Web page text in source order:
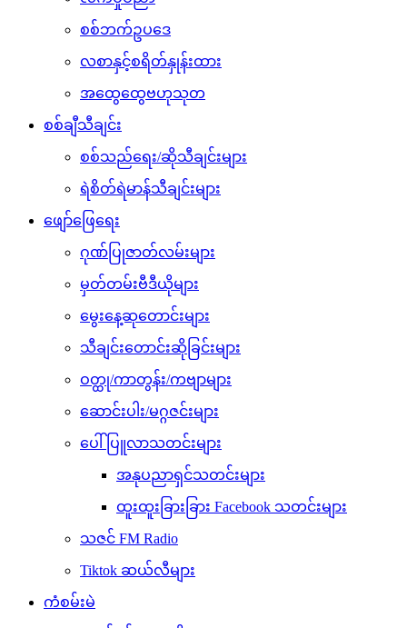
စစ်ဘက်ဥပဒေ
လစာနှင့်စရိတ်နှုန်းထား
အထွေထွေဗဟုသုတ
စစ်ချီသီချင်း
စစ်သည်ရေး/ဆိုသီချင်းများ
ရဲစိတ်ရဲမာန်သီချင်းများ
ဖျော်ဖြေရေး
ဂုဏ်ပြုဇာတ်လမ်းများ
မှတ်တမ်းဗီဒီယိုများ
မွေးနေ့ဆုတောင်းများ
သီချင်းတောင်းဆိုခြင်းများ
ဝတ္ထု/ကာတွန်း/ကဗျာများ
ဆောင်းပါး/မဂ္ဂဇင်းများ
ပေါ်ပြူလာသတင်းများ
အနုပညာရှင်သတင်းများ
ထူးထူးခြားခြား Facebook သတင်းများ
သဇင် FM Radio
Tiktok ဆယ်လီများ
ကံစမ်းမဲ